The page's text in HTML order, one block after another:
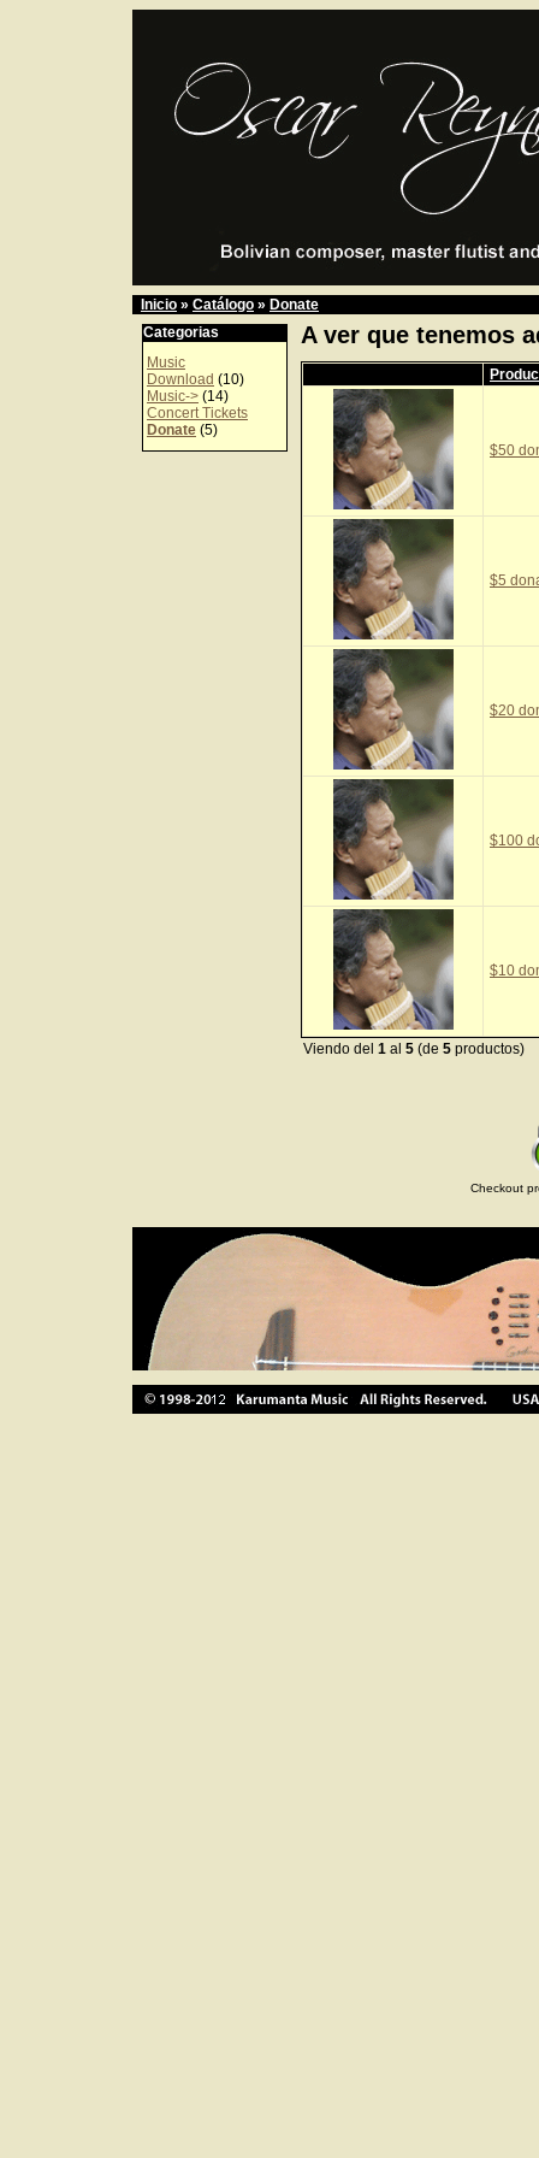
Inicio » Catálogo » Donate
Categorias
Music
Download (10)
Music-> (14)
Concert Tickets
Donate (5)
A ver que tenemos
$50
$5
$20
$100
$10
Viendo del 1 al 5 (de 5 productos)
Checkout